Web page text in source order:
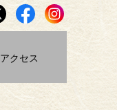
アクセス